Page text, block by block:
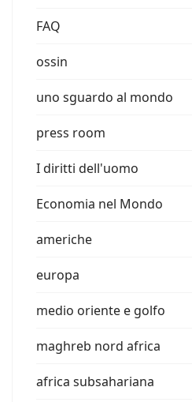
FAQ
ossin
uno sguardo al mondo
press room
I diritti dell'uomo
Economia nel Mondo
americhe
europa
medio oriente e golfo
maghreb nord africa
africa subsahariana